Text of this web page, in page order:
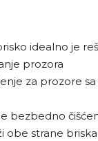
idealno je
prozora
za prozore
bezbedno
obe strane